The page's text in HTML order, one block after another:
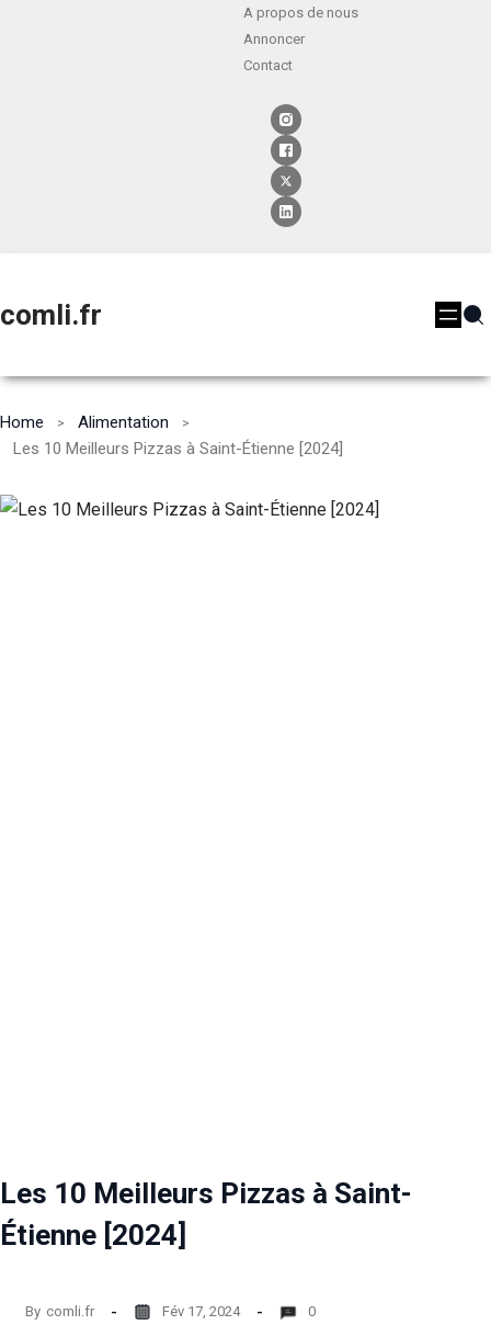
A propos de nous
Annoncer
Contact
comli.fr
Home
Alimentation
Les 10 Meilleurs Pizzas à Saint-Étienne [2024]
Les 10 Meilleurs Pizzas à Saint-
Étienne [2024]
By comli.fr Fév 17, 2024 0